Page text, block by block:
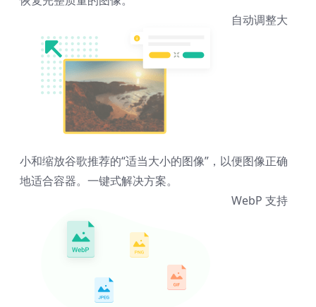
自动调整大
小和缩放谷歌推荐的“适当大小的图像”，以便图像正确
地适合容器。一键式解决方案。
WebP 支持